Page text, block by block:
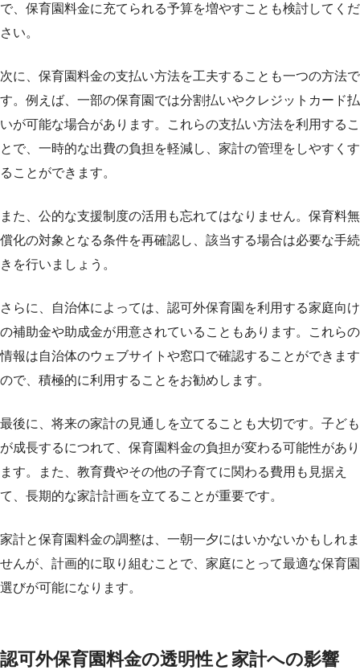
で、保育園料金に充てられる予算を増やすことも検討してくだ
さい。
次に、保育園料金の支払い方法を工夫することも一つの方法で
す。例えば、一部の保育園では分割払いやクレジットカード払
いが可能な場合があります。これらの支払い方法を利用するこ
とで、一時的な出費の負担を軽減し、家計の管理をしやすくす
ることができます。
また、公的な支援制度の活用も忘れてはなりません。保育料無
償化の対象となる条件を再確認し、該当する場合は必要な手続
きを行いましょう。
さらに、自治体によっては、認可外保育園を利用する家庭向け
の補助金や助成金が用意されていることもあります。これらの
情報は自治体のウェブサイトや窓口で確認することができます
ので、積極的に利用することをお勧めします。
最後に、将来の家計の見通しを立てることも大切です。子ども
が成長するにつれて、保育園料金の負担が変わる可能性があり
ます。また、教育費やその他の子育てに関わる費用も見据え
て、長期的な家計計画を立てることが重要です。
家計と保育園料金の調整は、一朝一夕にはいかないかもしれま
せんが、計画的に取り組むことで、家庭にとって最適な保育園
選びが可能になります。
認可外保育園料金の透明性と家計への影響